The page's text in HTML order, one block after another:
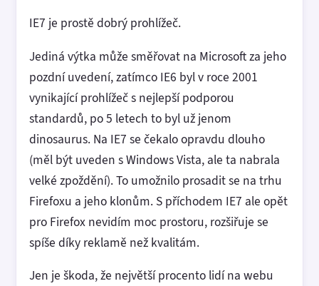
IE7 je prostě dobrý prohlížeč.
Jediná výtka může směřovat na Microsoft za jeho
pozdní uvedení, zatímco IE6 byl v roce 2001
vynikající prohlížeč s nejlepší podporou
standardů, po 5 letech to byl už jenom
dinosaurus. Na IE7 se čekalo opravdu dlouho
(měl být uveden s Windows Vista, ale ta nabrala
velké zpoždění). To umožnilo prosadit se na trhu
Firefoxu a jeho klonům. S příchodem IE7 ale opět
pro Firefox nevidím moc prostoru, rozšiřuje se
spíše díky reklamě než kvalitám.
Jen je škoda, že největší procento lidí na webu